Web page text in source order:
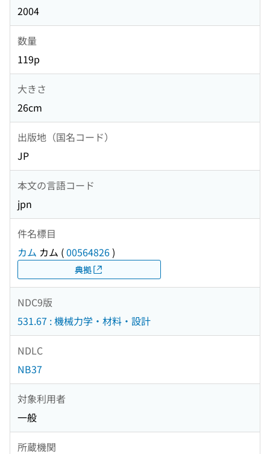
2004
数量
119p
大きさ
26cm
出版地（国名コード）
JP
本文の言語コード
jpn
件名標目
カム カム (00564826)
典拠
NDC9版
531.67 : 機械力学・材料・設計
NDLC
NB37
対象利用者
一般
所蔵機関